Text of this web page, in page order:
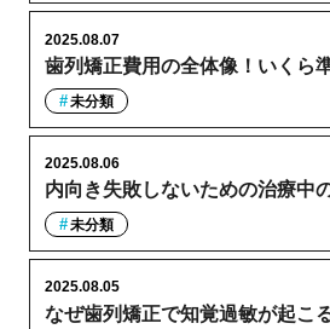
歯列矯正費用の全体像！いくら
2025.08.07
未分類
内向き失敗しないための治療中
2025.08.06
未分類
なぜ歯列矯正で知覚過敏が起こ
2025.08.05